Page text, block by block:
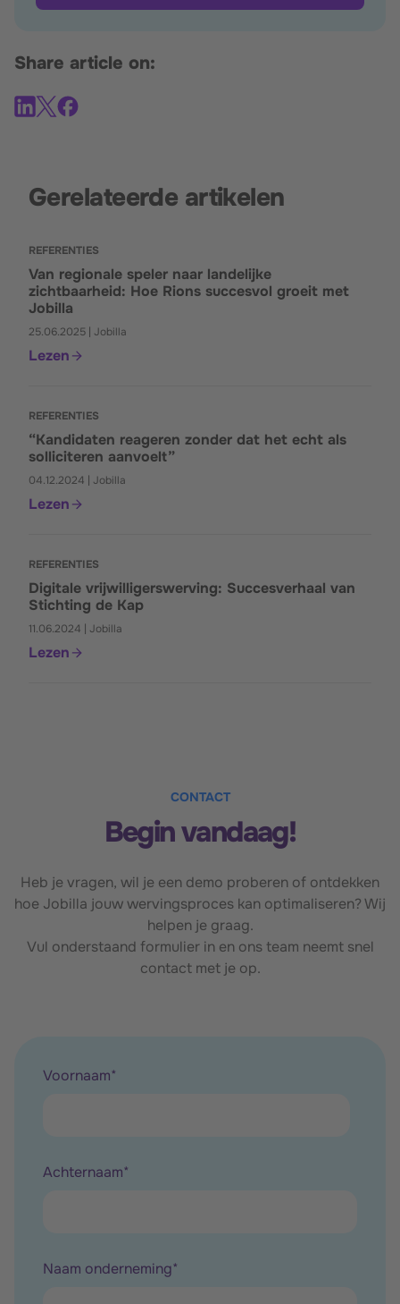
Share article on:
Gerelateerde artikelen
REFERENTIES
Van regionale speler naar landelijke
zichtbaarheid: Hoe Rions succesvol groeit met
Jobilla
25.06.2025 | Jobilla
Lezen
REFERENTIES
“Kandidaten reageren zonder dat het echt als
solliciteren aanvoelt”
04.12.2024 | Jobilla
Lezen
REFERENTIES
Digitale vrijwilligerswerving: Succesverhaal van
Stichting de Kap
11.06.2024 | Jobilla
Lezen
CONTACT
Begin vandaag!
Heb je vragen, wil je een demo proberen of ontdekken
hoe Jobilla jouw wervingsproces kan optimaliseren? Wij
helpen je graag.
Vul onderstaand formulier in en ons team neemt snel
contact met je op.
Voornaam*
Achternaam*
Naam onderneming*